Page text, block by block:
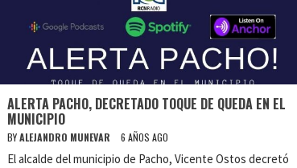
ALERTA PACHO, DECRETADO TOQUE DE QUEDA EN EL
MUNICIPIO
BYALEJANDRO MUNEVAR 6 AÑOS AGO
El alcalde del municipio de Pacho, Vicente Ostos decretó